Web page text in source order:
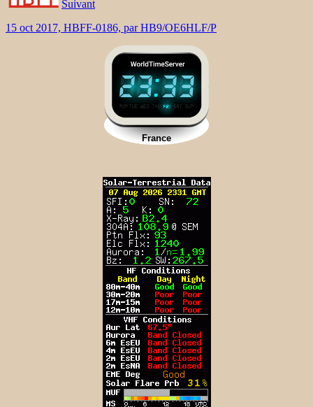
Suivant
15 oct 2017, HBFF-0186, par HB9/OE6HLF/P